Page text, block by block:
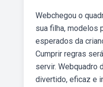
Webchegou o
sua filha, modelos
esperados da
Cumprir regras
servir. Webquadro
divertido, eficaz e